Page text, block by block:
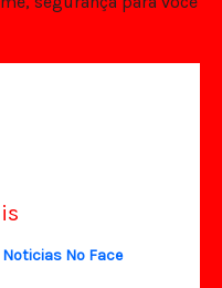
Noticias No Face